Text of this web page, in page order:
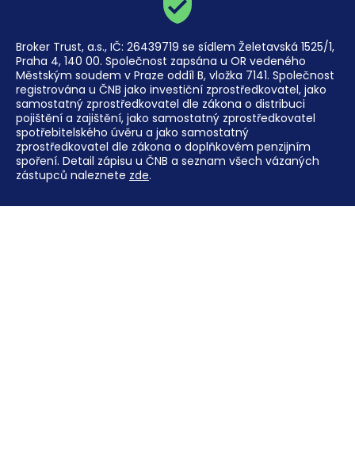
Broker Trust, a.s., IČ: 26439719 se sídlem Želetavská 1525/1,
Praha 4, 140 00. Společnost zapsána u OR vedeného
Městským soudem v Praze oddíl B, vložka 7141. Společnost
registrována u ČNB jako investiční zprostředkovatel, jako
samostatný zprostředkovatel dle zákona o distribuci
pojištění a zajištění, jako samostatný zprostředkovatel
spotřebitelského úvěru a jako samostatný
zprostředkovatel dle zákona o doplňkovém penzijním
spoření. Detail zápisu u ČNB a seznam všech vázaných
zástupců naleznete zde.